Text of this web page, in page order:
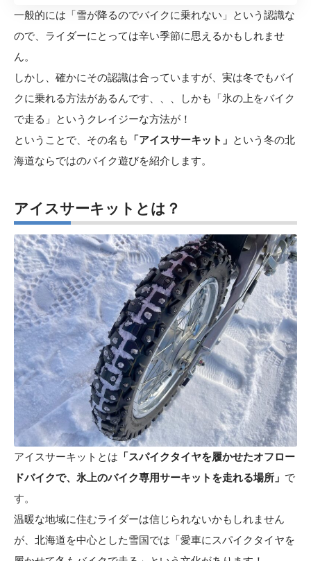
一般的には「雪が降るのでバイクに乗れない」という認識な
ので、ライダーにとっては辛い季節に思えるかもしれませ
ん。
しかし、確かにその認識は合っていますが、実は冬でもバイ
クに乗れる方法があるんです、、、しかも「氷の上をバイク
で走る」というクレイジーな方法が！
ということで、その名も
「アイスサーキット」 という冬の北
海道ならではのバイク遊びを紹介します。
アイスサーキットとは？
アイスサーキットとは 「スパイクタイヤを履かせたオフロー
ドバイクで、氷上のバイク専用サーキットを走れる場所」 で
す。
温暖な地域に住むライダーは信じられないかもしれません
が、北海道を中心とした雪国では「愛車にスパイクタイヤを